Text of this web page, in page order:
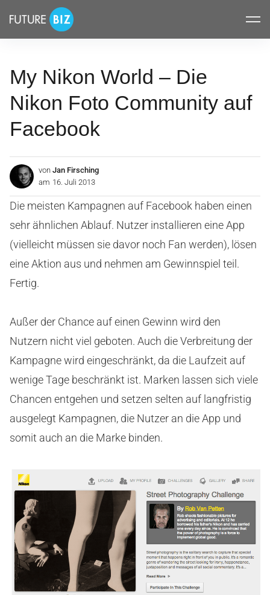
überspringen
FUTUREBIZ
My Nikon World – Die
Nikon Foto Community auf
Facebook
von Jan Firsching
am 16. Juli 2013
Die meisten Kampagnen auf Facebook haben einen
sehr ähnlichen Ablauf. Nutzer installieren eine App
(vielleicht müssen sie davor noch Fan werden), lösen
eine Aktion aus und nehmen am Gewinnspiel teil.
Fertig.
Außer der Chance auf einen Gewinn wird den
Nutzern nicht viel geboten. Auch die Verbreitung der
Kampagne wird eingeschränkt, da die Laufzeit auf
wenige Tage beschränkt ist. Marken lassen sich viele
Chancen entgehen und setzen selten auf langfristig
ausgelegt Kampagnen, die Nutzer an die App und
somit auch an die Marke binden.